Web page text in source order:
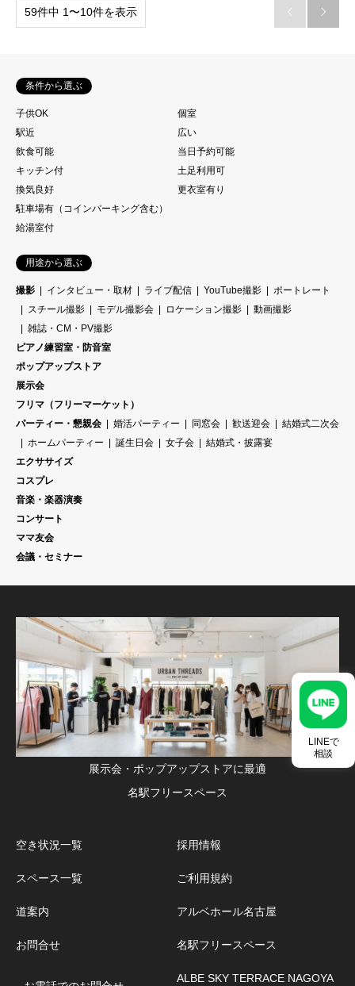
59件中 1〜10件を表示  
LINEで
相談
条件から選ぶ
子供OK
個室
駅近
広い
飲食可能
当日予約可能
キッチン付
土足利用可
換気良好
更衣室有り
駐車場有（コインパーキング含む）
給湯室付
用途から選ぶ
撮影 インタビュー・取材 ライブ配信 YouTube撮影
ポートレート
スチール撮影
モデル撮影会 ロケーション撮影
動画撮影
雑誌・CM・PV撮影
ピアノ練習室・防音室
ポップアップストア
展示会
フリマ（フリーマーケット）
パーティー・懇親会
婚活パーティー 同窓会 歓送迎会
結婚式二次会
ホームパーティー
誕生日会 女子会
結婚式・披露宴
エクササイズ
コスプレ
音楽・楽器演奏
コンサート
ママ友会
会議・セミナー
展示会・ポップアップストアに最適
名駅フリースペース
空き状況一覧
スペース一覧
道案内
お問合せ
採用情報
ご利用規約
アルベホール名古屋
名駅フリースペース
ALBE SKY TERRACE NAGOYA